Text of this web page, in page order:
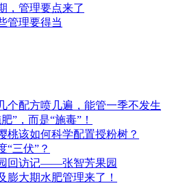
，管理要点来了
管理要得当
个配方喷几遍，能管一季不发生
”，而是“施毒”！
桃该如何科学配置授粉树？
“三伏”？
回访记——张智芳果园
膨大期水肥管理来了！